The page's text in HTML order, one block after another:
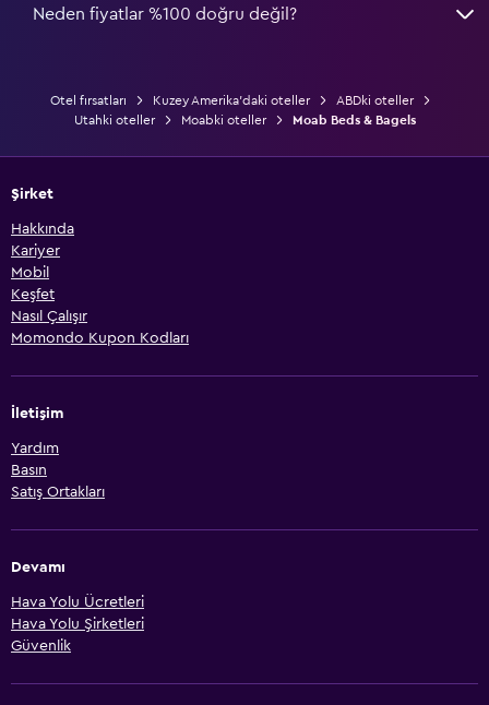
Neden fiyatlar %100 doğru değil?
Otel fırsatları Kuzey Amerika'daki oteller
ABDki oteller
Utahki oteller
Moabki oteller Moab Beds & Bagels
Şirket
Hakkında
Kariyer
Mobil
Keşfet
Nasıl Çalışır
Momondo Kupon Kodları
İletişim
Yardım
Basın
Satış Ortakları
Devamı
Hava Yolu Ücretleri
Hava Yolu Şirketleri
Güvenlik